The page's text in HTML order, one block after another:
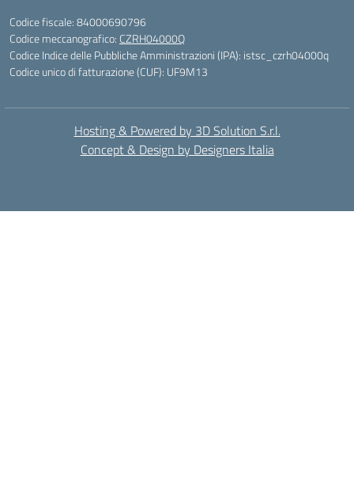
Codice fiscale: 84000690796
Codice meccanografico: CZRH04000Q
Codice Indice delle Pubbliche Amministrazioni (IPA): istsc_czrh04000q
Codice unico di fatturazione (CUF): UF9M13
Hosting & Powered by 3D Solution S.r.l.
Concept & Design by Designers Italia